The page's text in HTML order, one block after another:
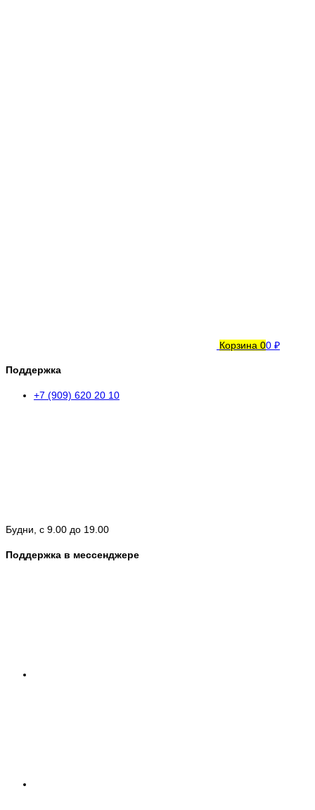
Корзина 00 ₽
Поддержка
+7 (909) 620 20 10
Будни, с 9.00 до 19.00
Поддержка в мессенджере